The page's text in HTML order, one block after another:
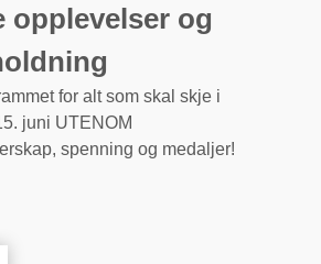
opplevelser og
for alt som skal skje i
juni UTENOM
spenning og medaljer!